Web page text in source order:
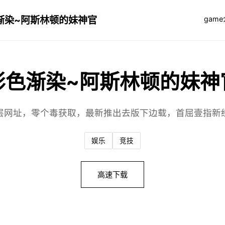
染~阿斯林顿的妹神官 game
色渐染~阿斯林顿的妹神
网址，零个毒获取，最新推出去版下边载，首屈壹指新
娱乐 竞技
高速下载